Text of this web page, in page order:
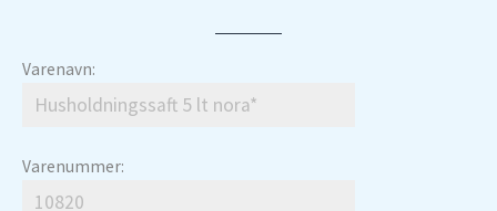
Varenavn:
Varenummer: